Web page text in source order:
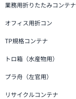
業務用折りたたみコンテナ
オフィス用折コン
TP規格コンテナ
トロ箱（水産物用）
プラ舟（左官用）
リサイクルコンテナ